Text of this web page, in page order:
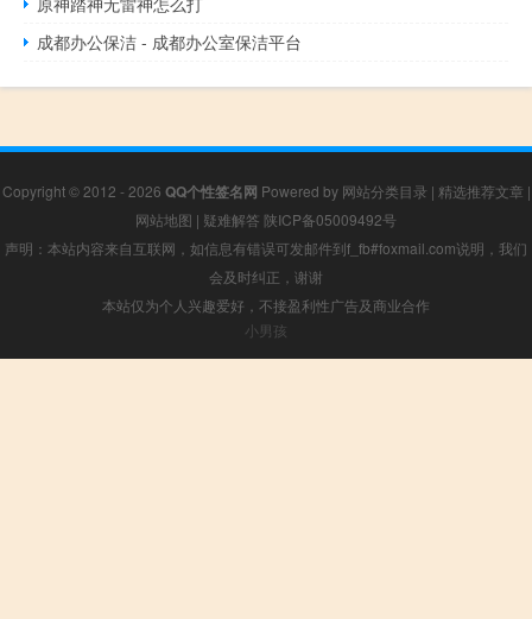
成都办公保洁 - 成都办公室保洁平台
Copyright © 2012 - 2026 QQ个性签名网 Powered by 网站分类目录 | 精选推荐文章 |
网站地图 | 疑难解答 陕ICP备05009492号
声明：本站内容来自互联网，如信息有错误可发邮件到f_fb#foxmail.com说明，我们
会及时纠正，谢谢
本站仅为个人兴趣爱好，不接盈利性广告及商业合作
小男孩